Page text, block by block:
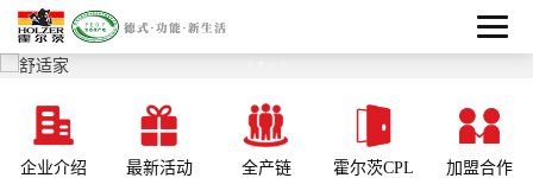
企业介绍 最新活动 全产链 霍尔茨CPL 加盟合作